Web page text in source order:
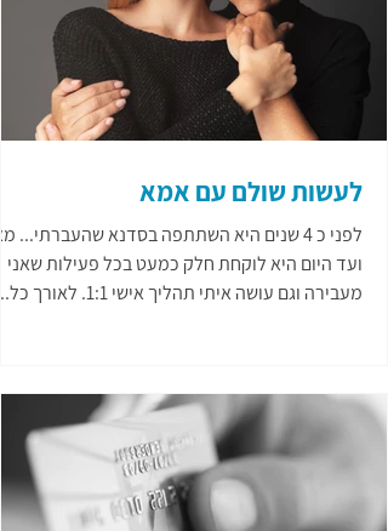
לעשות שולם עם אמא
לפני כ 4 שנים היא השתתפה בסדנא שהעברתי...
ועד היום היא לוקחת חלק כמעט בכל פעילות שאני
מעבירה וגם עושה איתי תהליך אישי 1:1. לאורך כל...